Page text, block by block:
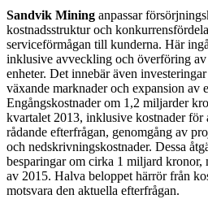
Sandvik Mining anpassar
kostnadsstruktur och
serviceförmågan till kunderna. Här
inklusive avveckling och överföring
enheter. Det innebär även
växande marknader och expansion av
Engångskostnader om 1,2 miljarder
kvartalet 2013, inklusive kostnader för
rådande efterfrågan, genomgång av
och nedskrivningskostnader. Dessa
besparingar om cirka 1 miljard
av 2015. Halva beloppet härrör från
motsvara den aktuella efterfrågan.